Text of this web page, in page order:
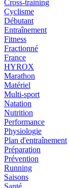
Cross-training
Cyclisme
Débutant
Entraînement
Fitness
Fractionné
France
HYROX
Marathon
Matériel
Multi-sport
Natation
Nutrition
Performance
Physiologie
Plan d'entraînement
Préparation
Prévention
Running
Saisons
Santé